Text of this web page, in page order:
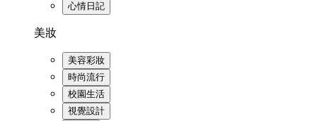
心情日記
美妝
美容彩妝
時尚流行
校園生活
視覺設計